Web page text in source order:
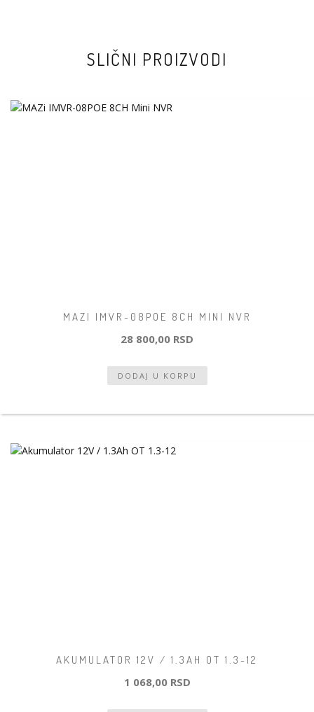
SLIČNI PROIZVODI
MAZI IMVR-08POE 8CH MINI NVR
28 800,00 RSD
AKUMULATOR 12V / 1.3AH OT 1.3-12
1 068,00 RSD